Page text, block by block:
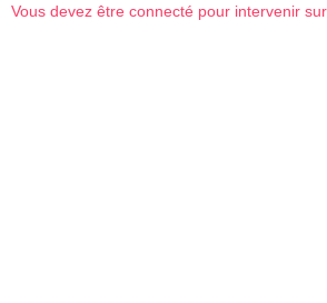
Vous devez être connecté pour intervenir